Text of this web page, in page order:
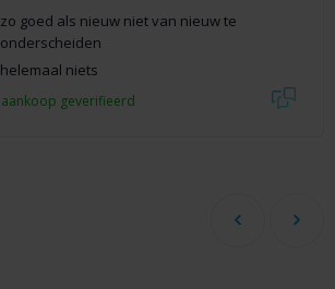
zo goed als nieuw niet van nieuw te
onderscheiden
helemaal niets
aankoop geverifieerd